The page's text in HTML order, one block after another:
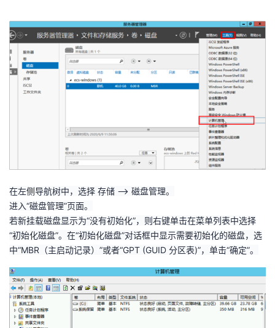
在左侧导航树中，选择 存储 – 磁盘管理。
进入“磁盘管理”页面。
若新挂载磁盘显示为“没有初始化”，则右键单击在菜单列表中选择
“初始化磁盘”。在“初始化磁盘”对话框中显示需要初始化的磁盘，选
中“MBR （主启动记录）”或者“GPT (GUID 分区表)”，单击“确定”。